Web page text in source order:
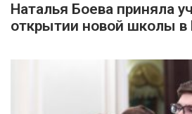
Наталья Боева приняла
открытии новой школы в